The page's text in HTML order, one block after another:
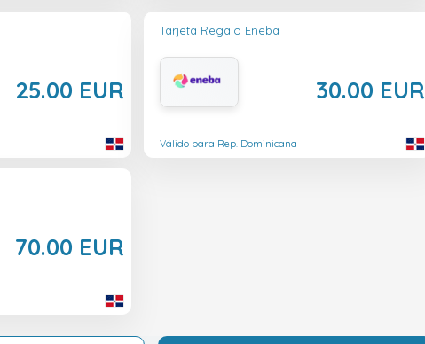
25.00 EUR
Tarjeta Regalo Eneba
30.00 EUR
Válido para Rep. Dominicana
70.00 EUR